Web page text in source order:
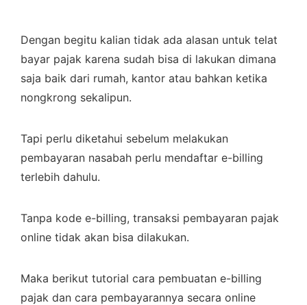
Dengan begitu kalian tidak ada alasan untuk telat
bayar pajak karena sudah bisa di lakukan dimana
saja baik dari rumah, kantor atau bahkan ketika
nongkrong sekalipun.
Tapi perlu diketahui sebelum melakukan
pembayaran nasabah perlu mendaftar e-billing
terlebih dahulu.
Tanpa kode e-billing, transaksi pembayaran pajak
online tidak akan bisa dilakukan.
Maka berikut tutorial cara pembuatan e-billing
pajak dan cara pembayarannya secara online